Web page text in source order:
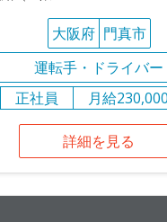
大阪府 門真市
運転手・ドライバー
正社員
月給
詳細を見る